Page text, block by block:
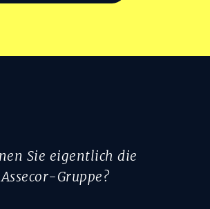
Sie eigentlich die
Assecor-Gruppe?